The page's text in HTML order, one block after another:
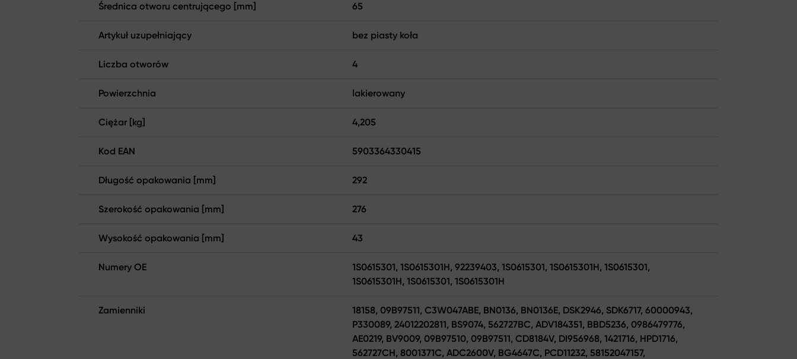
Średnica otworu centrującego [mm] 65
Artykuł uzupełniający bez piasty koła
Liczba otworów 4
Powierzchnia lakierowany
Ciężar [kg] 4,205
Kod EAN 5903364330415
Długość opakowania [mm] 292
Szerokość opakowania [mm] 276
Wysokość opakowania [mm] 43
Numery OE
1S0615301, 1S0615301H, 92239403, 1S0615301, 1S0615301H, 1S0615301,
1S0615301H, 1S0615301, 1S0615301H
Zamienniki
18158, 09B97511, C3W047ABE, BN0136, BN0136E, DSK2946, SDK6717, 60000943,
P330089, 24012202811, BS9074, 562727BC, ADV184351, BBD5236, 0986479776,
AE0219, BV9009, 09B97510, 09B97511, CD8184V, DI956968, 1421716, HPD1716,
562727CH, 8001371C, ADC2600V, BG4647C, PCD11232, 58152047157,